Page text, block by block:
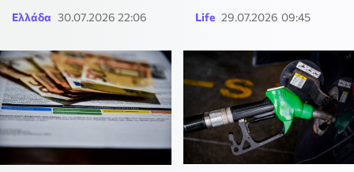
Ελλάδα 30.07.2026 22:06 Life 29.07.2026 09:45